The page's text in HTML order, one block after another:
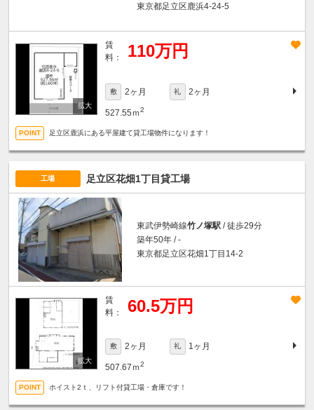
東京都足立区鹿浜4-24-5
賃
料：
110万円
敷 2ヶ月 礼 2ヶ月
527.55ｍ2
足立区鹿浜にある平屋建て貸工場物件になります！
工場 足立区花畑1丁目貸工場
東武伊勢崎線竹ノ塚駅 / 徒歩29分
築年50年 / -
東京都足立区花畑1丁目14-2
賃
料：
60.5万円
敷 2ヶ月 礼 1ヶ月
507.67ｍ2
ホイスト2ｔ、リフト付貸工場・倉庫です！